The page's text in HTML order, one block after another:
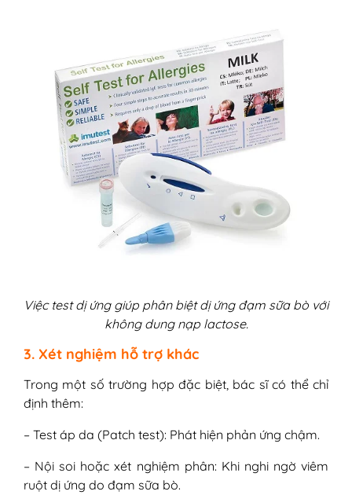
Việc test dị ứng giúp phân biệt dị ứng đạm sữa bò với
không dung nạp lactose.
3. Xét nghiệm hỗ trợ khác
Trong một số trường hợp đặc biệt, bác sĩ có thể chỉ
định thêm:
– Test áp da (Patch test): Phát hiện phản ứng chậm.
– Nội soi hoặc xét nghiệm phân: Khi nghi ngờ viêm
ruột dị ứng do đạm sữa bò.